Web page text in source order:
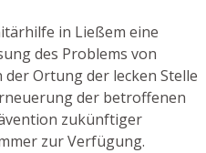
in Ließem eine
des Problems von
Ortung der lecken Stelle
der betroffenen
zukünftiger
zur Verfügung.